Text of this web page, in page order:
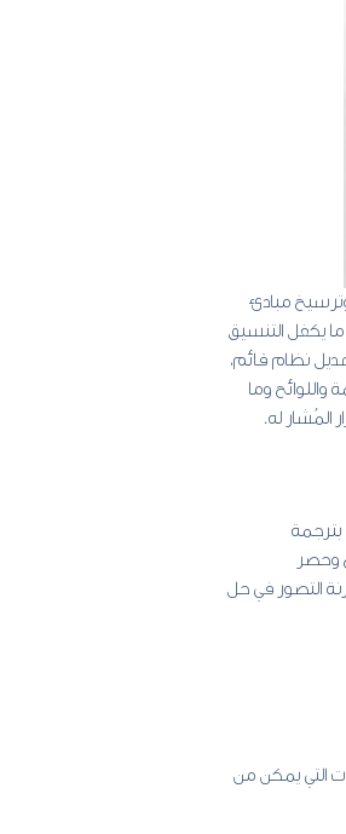
الحقو وترسيخ مبادئ
يكفل التنسيق
نظام قائم،
الأنظمة واللوائح وما
المُشار له.
بترجمة
وحصر
التصور في حل
التي يمكن من